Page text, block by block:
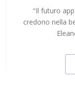
“Il futuro
credono nella